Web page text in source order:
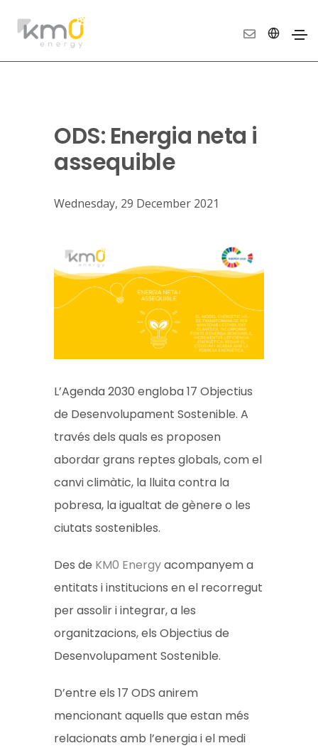
ODS: Energia neta i
assequible
Wednesday, 29 December 2021
L’Agenda 2030 engloba 17 Objectius
de Desenvolupament Sostenible. A
través dels quals es proposen
abordar grans reptes globals, com el
canvi climàtic, la lluita contra la
pobresa, la igualtat de gènere o les
ciutats sostenibles.
Des de KM0 Energyacompanyem a
entitats i institucions en el recorregut
per assolir i integrar, a les
organitzacions, els Objectius de
Desenvolupament Sostenible.
D’entre els 17 ODS anirem
mencionantaquells que estan més
relacionats amb l’energia i el medi